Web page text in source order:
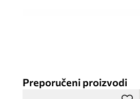
Glavno kopčanje na magnet
sadržaj
Preporučeni proizvodi